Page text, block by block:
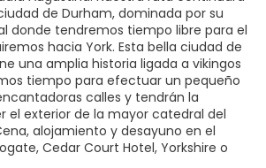
de Durham, dominada por su
donde tendremos tiempo libre para el
hacia York. Esta bella ciudad de
una amplia historia ligada a vikingos
tiempo para efectuar un pequeño
calles y tendrán la
el exterior de la mayor catedral del
alojamiento y desayuno en el
Cedar Court Hotel, Yorkshire o